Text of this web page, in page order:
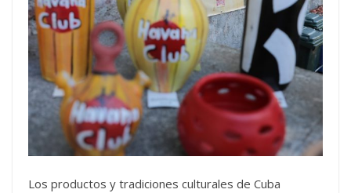
Los productos y tradiciones culturales de Cuba